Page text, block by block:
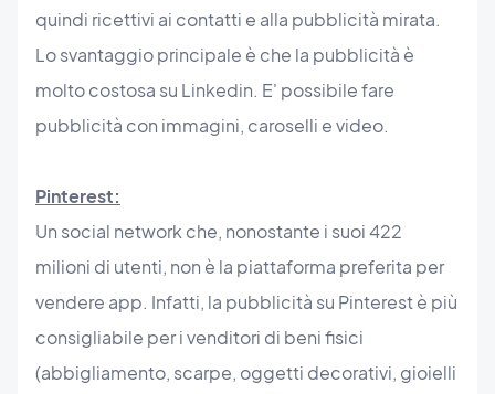
quindi ricettivi ai contatti e alla pubblicità mirata.
Lo svantaggio principale è che la pubblicità è
molto costosa su Linkedin. E' possibile fare
pubblicità con immagini, caroselli e video.
Pinterest:
Un social network che, nonostante i suoi 422
milioni di utenti, non è la piattaforma preferita per
vendere app. Infatti, la pubblicità su Pinterest è più
consigliabile per i venditori di beni fisici
(abbigliamento, scarpe, oggetti decorativi, gioielli